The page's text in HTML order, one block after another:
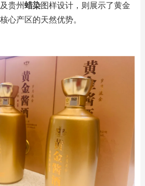
贵州蜡染图样设计，则展示了黄金
心产区的天然优势。